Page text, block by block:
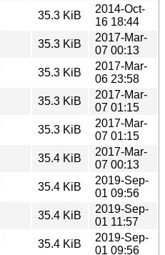
35.3 KiB
2014-Oct-
16 18:44
35.3 KiB
2017-Mar-
07 00:13
35.3 KiB
2017-Mar-
06 23:58
35.3 KiB
2017-Mar-
07 01:15
35.3 KiB
2017-Mar-
07 01:15
35.4 KiB
2017-Mar-
07 00:13
35.4 KiB
2019-Sep-
01 09:56
35.4 KiB
2019-Sep-
01 11:57
35.4 KiB
2019-Sep-
01 09:56